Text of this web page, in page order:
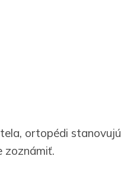
ortopédi stanovujú
zoznámiť.